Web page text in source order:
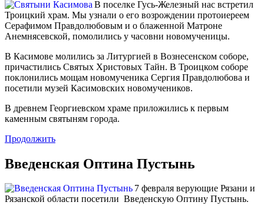
В поселке Гусь-Железный нас встретил
Троицкий храм. Мы узнали о его возрождении протоиереем
Серафимом Правдолюбовым и о блаженной Матроне
Анемнясевской, помолились у часовни новомученицы.
В Касимове молились за Литургией в Вознесенском соборе,
причастились Святых Христовых Тайн. В Троицком соборе
поклонились мощам новомученика Сергия Правдолюбова и
посетили музей Касимовских новомучеников.
В древнем Георгиевском храме приложились к первым
каменным святыням города.
Продолжить
Введенская Оптина Пустынь
7 февраля верующие Рязани и
Рязанской области посетили Введенскую Оптину Пустынь.